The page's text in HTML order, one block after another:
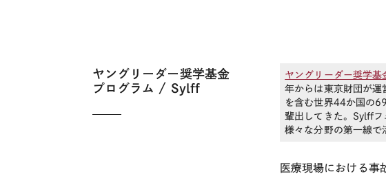
ヤングリーダー奨学基
年からは東京財団が運
を含む世界44か国の
輩出してきた。 Sylff
様々な分野の第一線で
医療現場における事
ヤングリーダー奨学基金
プログラム / Sylff